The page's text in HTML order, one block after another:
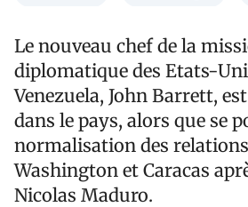
Le nouveau chef de la
diplomatique des Etats-
Venezuela, John Barrett,
dans le pays, alors que se
normalisation des
Washington et Caracas
Nicolas Maduro.